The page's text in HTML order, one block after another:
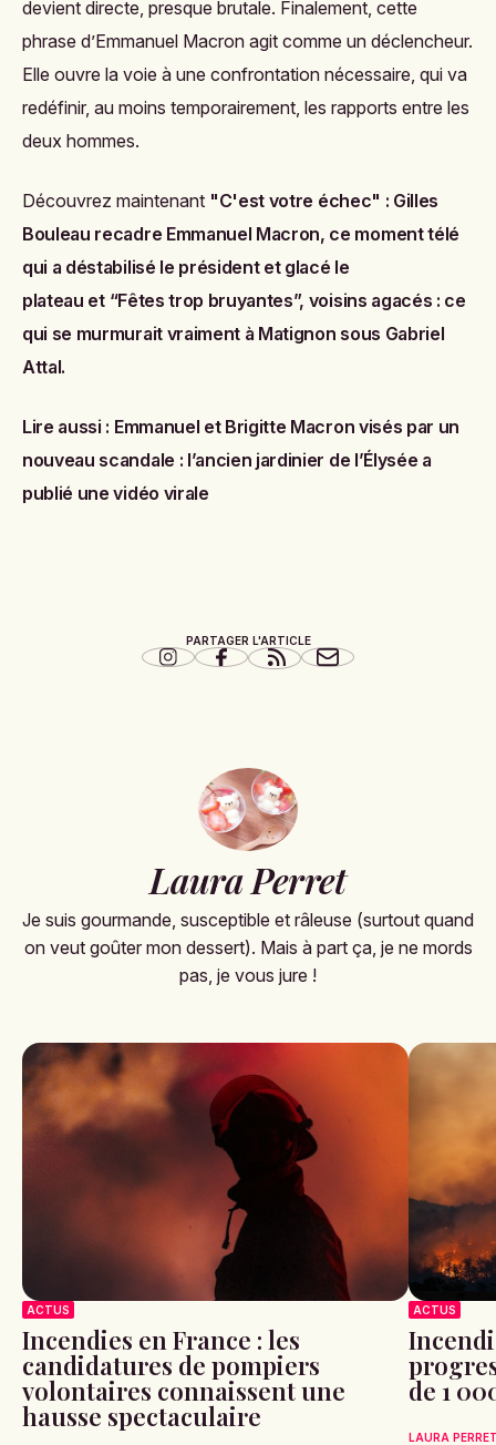
devient directe, presque brutale. Finalement, cette
phrase d’Emmanuel Macron agit comme un déclencheur.
Elle ouvre la voie à une confrontation nécessaire, qui va
redéfinir, au moins temporairement, les rapports entre les
deux hommes.
Découvrez maintenant "C'est votre échec" : Gilles
Bouleau recadre Emmanuel Macron, ce moment télé
qui a déstabilisé le président et glacé le
plateau et “Fêtes trop bruyantes”, voisins agacés : ce
qui se murmurait vraiment à Matignon sous Gabriel
Attal.
Lire aussi : Emmanuel et Brigitte Macron visés par un
nouveau scandale : l’ancien jardinier de l’Élysée a
publié une vidéo virale
PARTAGER L'ARTICLE
Laura Perret
Je suis gourmande, susceptible et râleuse (surtout quand
on veut goûter mon dessert). Mais à part ça, je ne mords
pas, je vous jure !
ACTUS
Incendies en France : les
candidatures de pompiers
volontaires connaissent une
hausse spectaculaire
ACTUS
de 1
LAURA